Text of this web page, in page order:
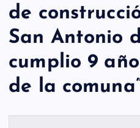
de
San Antonio
cumplio 9
de la comuna